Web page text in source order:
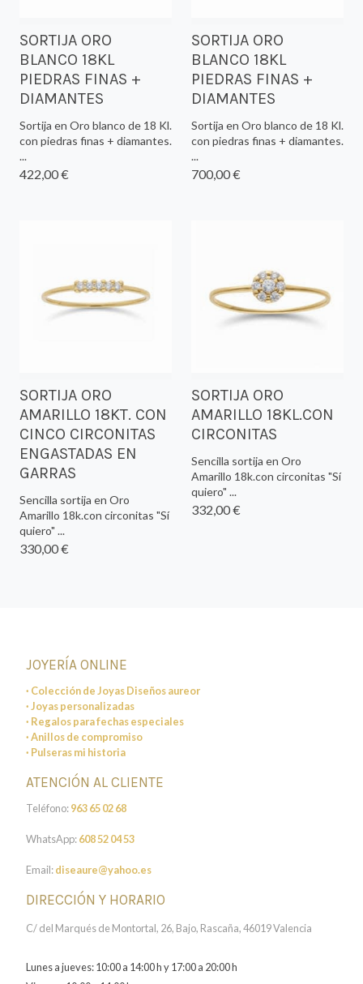
SORTIJA ORO
BLANCO 18KL
PIEDRAS FINAS +
DIAMANTES
Sortija en Oro blanco de 18 Kl.
con piedras finas + diamantes.
...
422,00 €
SORTIJA ORO
BLANCO 18KL
PIEDRAS FINAS +
DIAMANTES
Sortija en Oro blanco de 18 Kl.
con piedras finas + diamantes.
...
700,00 €
SORTIJA ORO
AMARILLO 18KT. CON
CINCO CIRCONITAS
ENGASTADAS EN
GARRAS
Sencilla sortija en Oro
Amarillo 18k.con circonitas "Sí
quiero" ...
330,00 €
SORTIJA ORO
AMARILLO 18KL.CON
CIRCONITAS
Sencilla sortija en Oro
Amarillo 18k.con circonitas "Sí
quiero" ...
332,00 €
JOYERÍA ONLINE
· Colección de Joyas Diseños aureor
· Joyas personalizadas
· Regalos para fechas especiales
· Anillos de compromiso
· Pulseras mi historia
ATENCIÓN AL CLIENTE
Teléfono:963 65 02 68
WhatsApp:608 52 04 53
Email:diseaure@yahoo.es
DIRECCIÓN Y HORARIO
C/ del Marqués de Montortal, 26, Bajo, Rascaña, 46019 Valencia
Lunes a jueves: 10:00 a 14:00 h y 17:00 a 20:00 h